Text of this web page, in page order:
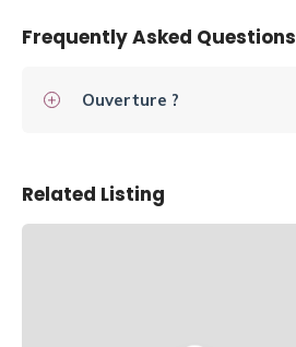
Frequently Asked Questions
Ouverture ?
Related Listing